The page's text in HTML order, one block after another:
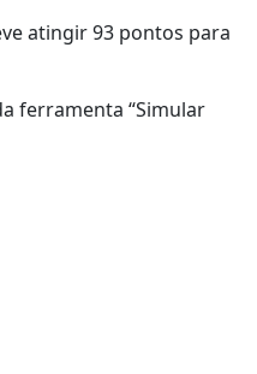
atingir 93 pontos para
ferramenta “Simular